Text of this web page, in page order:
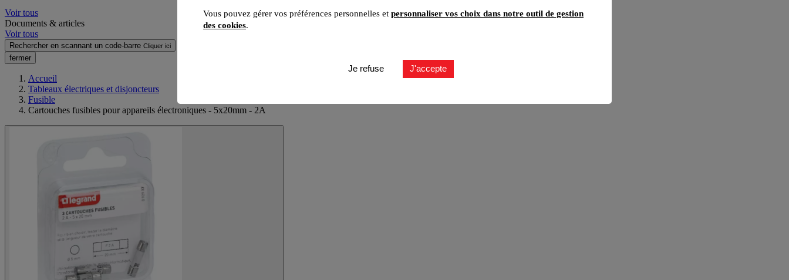
Voir tous
Documents & articles
Voir tous
Rechercher en scannant un code-barre Cliquer ici
fermer
Accueil
Tableaux électriques et disjoncteurs
Fusible
Cartouches fusibles pour appareils électroniques - 5x20mm - 2A
Vous pouvez gérer vos préférences personnelles et personnaliser vos choix dans notre outil de gestion
des cookies.
Je refuse J'accepte